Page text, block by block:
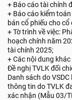
+ Báo cáo tài chính
+ Báo cáo kiểm
bán cổ phiếu cho
+ Tờ trình về việc:
hoạch chính năm
tài chính 2025;
+ Các nội dung
Đề nghị TVLK đối
Danh sách do
thông tin do TVLK
xác nhận (Mẫu 03/